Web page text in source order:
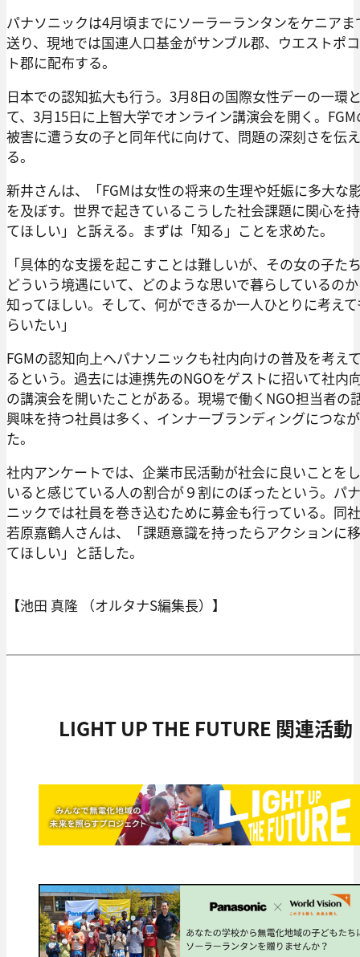
パナソニックは4月頃までにソーラーランタンをケニアま
送り、現地では国連人口基金がサンブル郡、ウエストポ
ト郡に配布する。
日本での認知拡大も行う。3月8日の国際女性デーの一環
て、3月15日に上智大学でオンライン講演会を開く。FGM
被害に遭う女の子と同年代に向けて、問題の深刻さを伝え
る。
新井さんは、「FGMは女性の将来の生理や妊娠に多大な
を及ぼす。世界で起きているこうした社会課題に関心を
てほしい」と訴える。まずは「知る」ことを求めた。
「具体的な支援を起こすことは難しいが、その女の子た
どういう境遇にいて、どのような思いで暮らしているの
知ってほしい。そして、何ができるか一人ひとりに考え
らいたい」
FGMの認知向上へパナソニックも社内向けの普及を考え
るという。過去には連携先のNGOをゲストに招いて社内
の講演会を開いたことがある。現場で働くNGO担当者の
興味を持つ社員は多く、インナーブランディングにつな
た。
社内アンケートでは、企業市民活動が社会に良いことを
いると感じている人の割合が９割にのぼったという。パ
ニックでは社員を巻き込むために募金も行っている。同
若原嘉鶴人さんは、「課題意識を持ったらアクションに
てほしい」と話した。
【池田 真隆 （オルタナS編集長）】
LIGHT UP THE FUTURE 関連活動